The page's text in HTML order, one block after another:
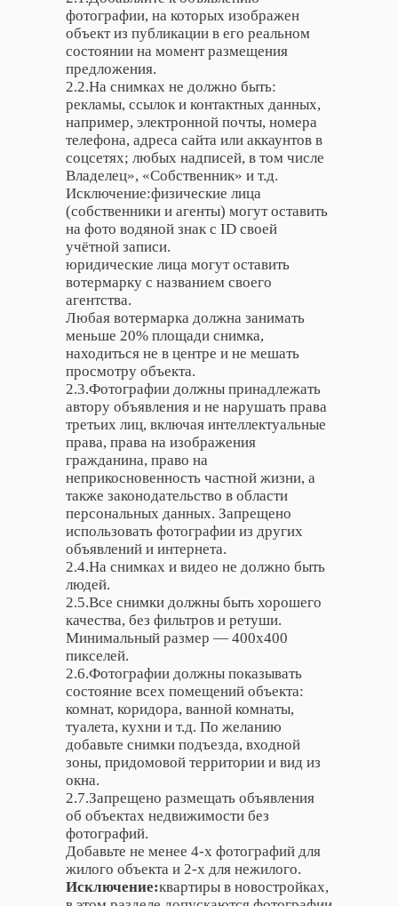
фотографии, на которых изображен
объект из публикации в его реальном
состоянии на момент размещения
предложения.
2.2.На снимках не должно быть:
рекламы, ссылок и контактных данных,
например, электронной почты, номера
телефона, адреса сайта или аккаунтов в
соцсетях; любых надписей, в том числе
Владелец», «Собственник» и т.д.
Исключение:физические лица
(собственники и агенты) могут оставить
на фото водяной знак с ID своей
учётной записи.
юридические лица могут оставить
вотермарку с названием своего
агентства.
Любая вотермарка должна занимать
меньше 20% площади снимка,
находиться не в центре и не мешать
просмотру объекта.
2.3.Фотографии должны принадлежать
автору объявления и не нарушать права
третьих лиц, включая интеллектуальные
права, права на изображения
гражданина, право на
неприкосновенность частной жизни, а
также законодательство в области
персональных данных. Запрещено
использовать фотографии из других
объявлений и интернета.
2.4.На снимках и видео не должно быть
людей.
2.5.Все снимки должны быть хорошего
качества, без фильтров и ретуши.
Минимальный размер — 400х400
пикселей.
2.6.Фотографии должны показывать
состояние всех помещений объекта:
комнат, коридора, ванной комнаты,
туалета, кухни и т.д. По желанию
добавьте снимки подъезда, входной
зоны, придомовой территории и вид из
окна.
2.7.Запрещено размещать объявления
об объектах недвижимости без
фотографий.
Добавьте не менее 4-х фотографий для
жилого объекта и 2-х для нежилого.
Исключение:квартиры в новостройках,